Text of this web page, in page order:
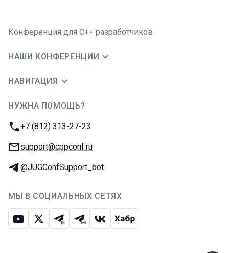
Конференция для C++ разработчиков
НАШИ КОНФЕРЕНЦИИ
НАВИГАЦИЯ
НУЖНА ПОМОЩЬ?
Телефон:
+7 (812) 313-27-23
E-mail:
support@cppconf.ru
Телеграм:
@JUGConfSupport_bot
МЫ В СОЦИАЛЬНЫХ СЕТЯХ
ЮтубИкс Телеграм-чат
Телеграм-канал
ВКонтакте
Хабр